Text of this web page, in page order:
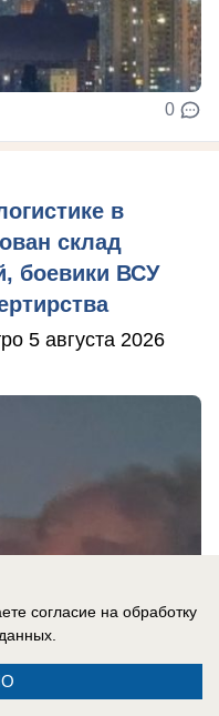
0
в
склад
боевики ВСУ
5 августа 2026
согласие на обработку